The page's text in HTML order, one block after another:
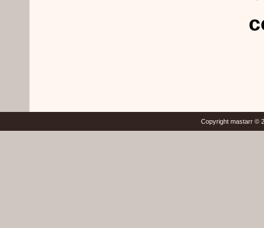
Copyright mastarr ©